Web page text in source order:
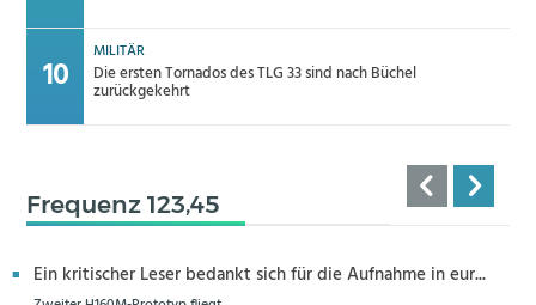
MILITÄR
Die ersten Tornados des TLG 33 sind nach Büchel
zurückgekehrt
Frequenz 123,45
Ein kritischer Leser bedankt sich für die Aufnahme in eur...